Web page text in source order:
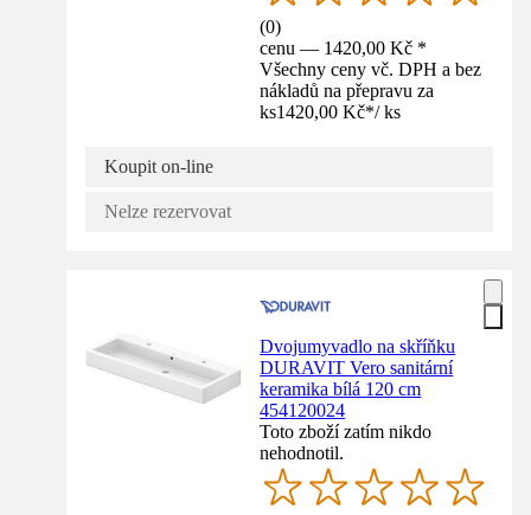
(0)
cenu — 1420,00 Kč *
Všechny ceny vč. DPH a bez
nákladů na přepravu za
ks1420,00 Kč*/ ks
Koupit on-line
Nelze rezervovat
Dvojumyvadlo na skříňku
DURAVIT Vero sanitární
keramika bílá 120 cm
454120024
Toto zboží zatím nikdo
nehodnotil.